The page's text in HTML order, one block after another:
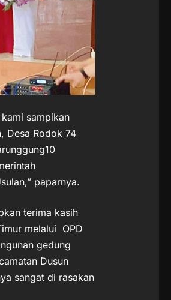
sampikan
Desa Rodok 74
paparnya.
terima kasih
melalui OPD
gedung
Dusun
sangat di rasakan